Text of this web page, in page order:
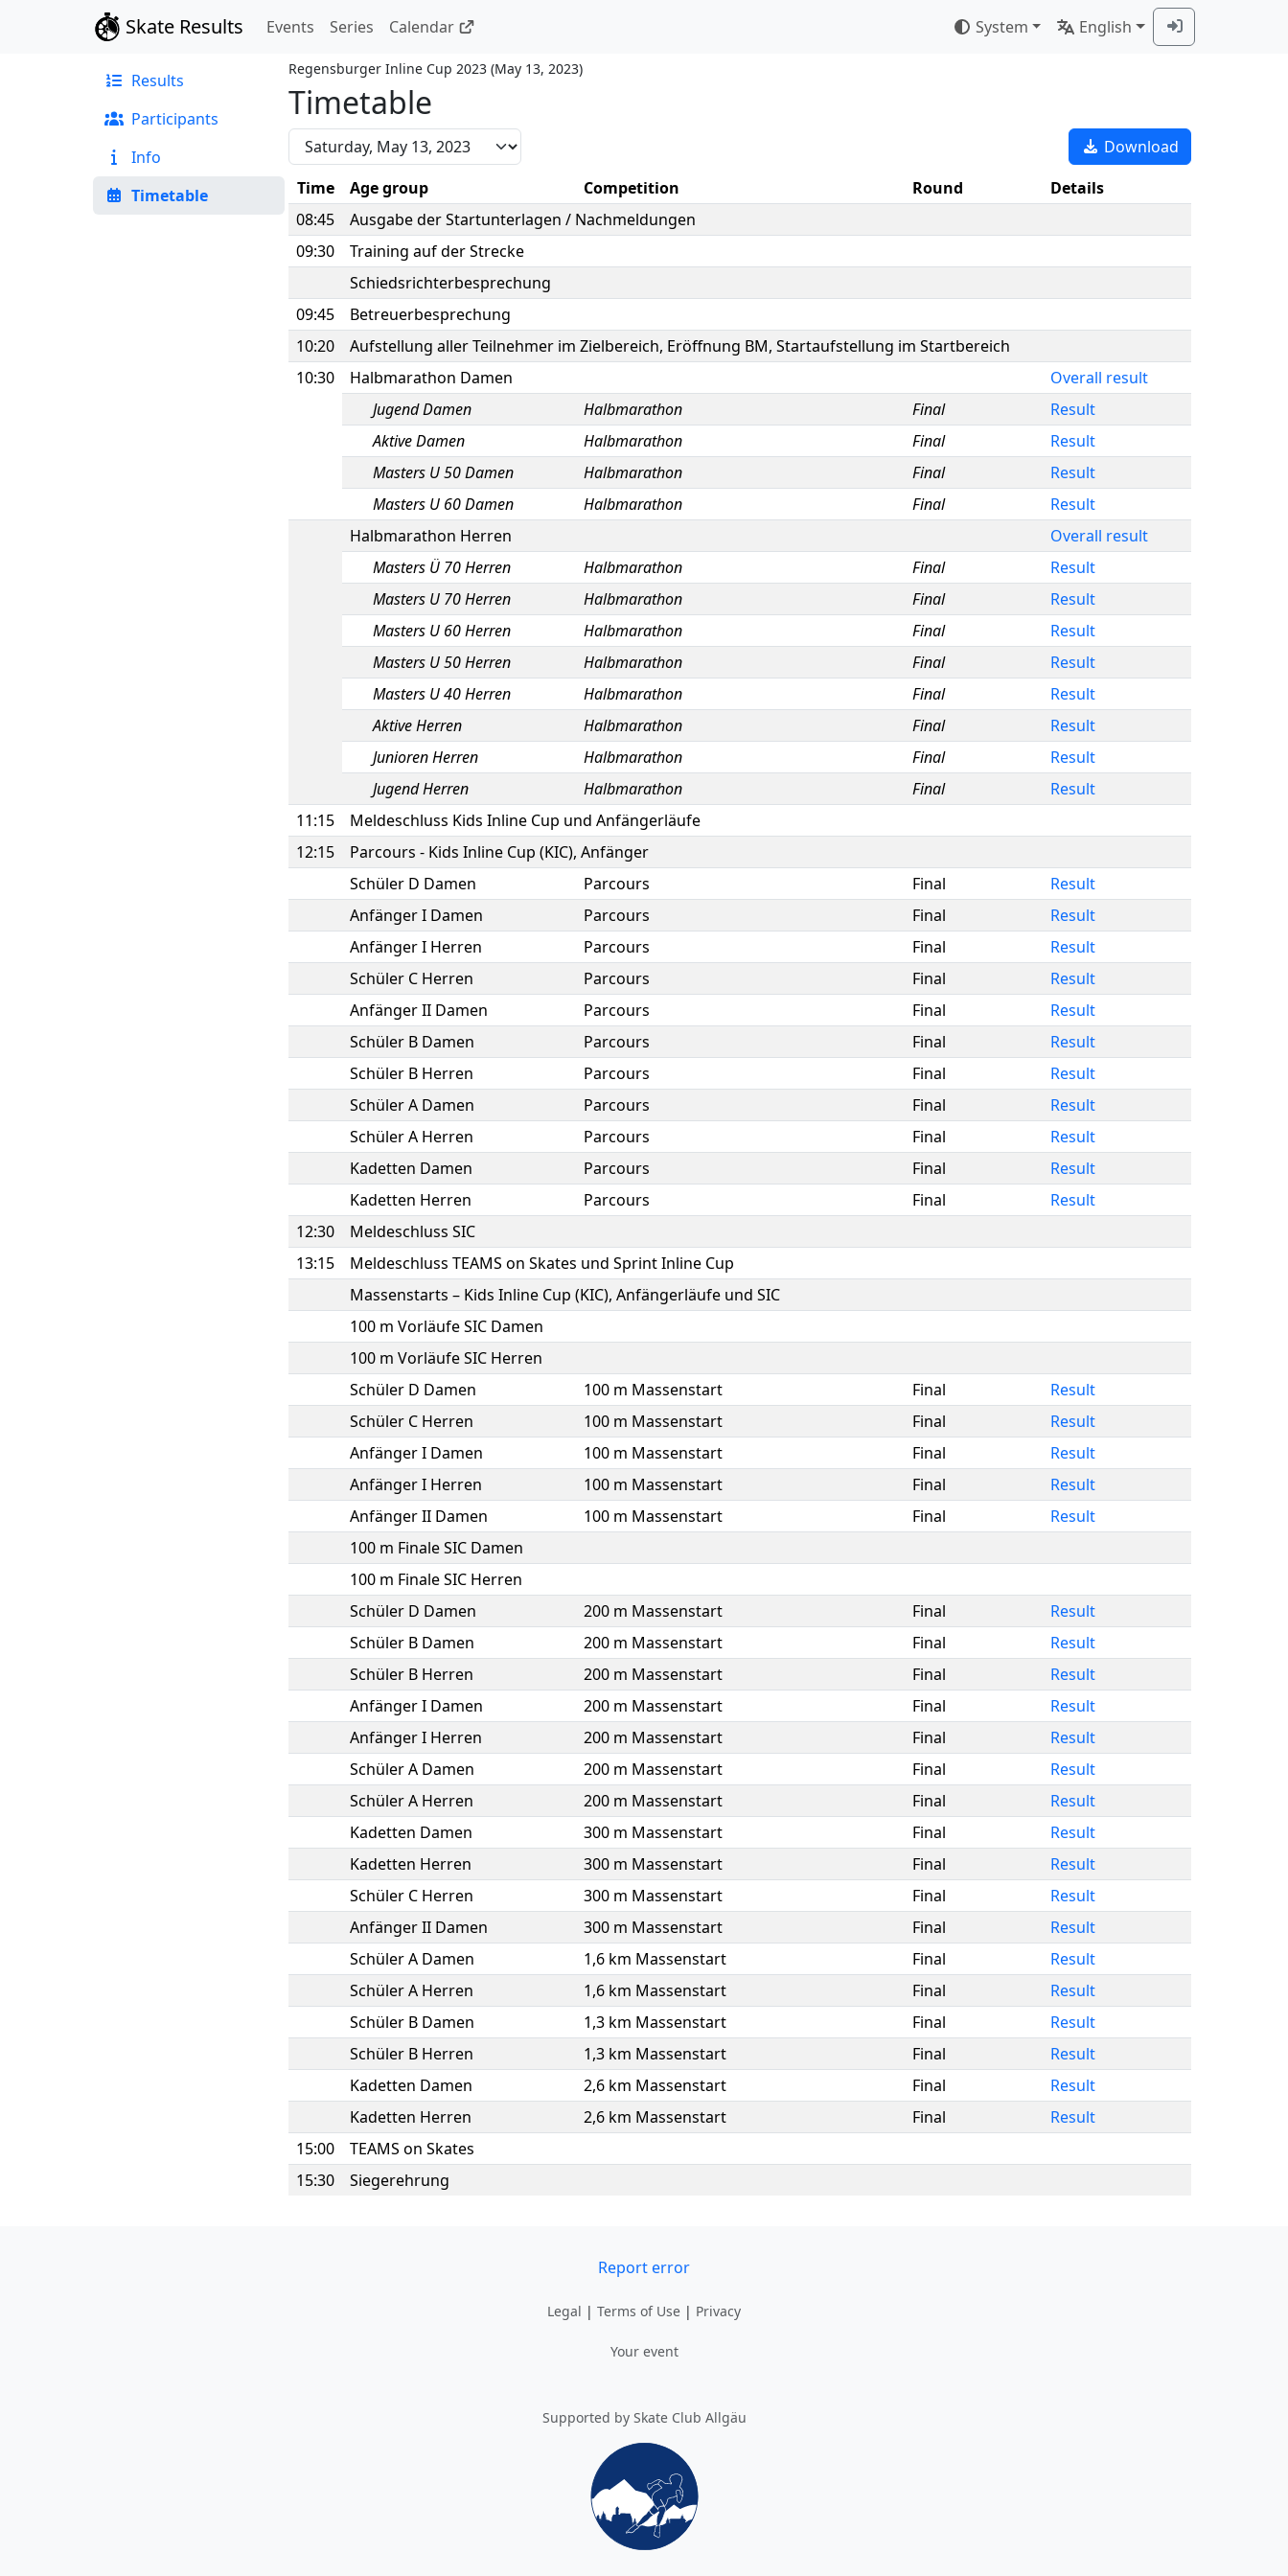
Skate Results Events Series Calendar System English
Results
Participants
Info
Timetable
Regensburger Inline Cup 2023 (May 13, 2023)
Timetable
Download
Time Age group Competition Round
Details
08:45
Ausgabe der Startunterlagen / Nachmeldungen
09:30
Training auf der Strecke
Schiedsrichterbesprechung
09:45
Betreuerbesprechung
10:20
Aufstellung aller Teilnehmer im Zielbereich, Eröffnung BM, Startaufstellung im Startbereich
10:30
Halbmarathon Damen
Overall result
Jugend Damen
Halbmarathon Final
Result
Aktive Damen
Halbmarathon Final
Result
Masters U 50 Damen
Halbmarathon Final
Result
Masters U 60 Damen
Halbmarathon Final
Result
Halbmarathon Herren
Overall result
Masters Ü 70 Herren
Halbmarathon Final
Result
Masters U 70 Herren
Halbmarathon Final
Result
Masters U 60 Herren
Halbmarathon Final
Result
Masters U 50 Herren
Halbmarathon Final
Result
Masters U 40 Herren
Halbmarathon Final
Result
Aktive Herren
Halbmarathon Final
Result
Junioren Herren
Halbmarathon Final
Result
Jugend Herren
Halbmarathon Final
Result
11:15
Meldeschluss Kids Inline Cup und Anfängerläufe
12:15
Parcours - Kids Inline Cup (KIC), Anfänger
Schüler D Damen
Parcours Final
Result
Anfänger I Damen
Parcours Final
Result
Anfänger I Herren
Parcours Final
Result
Schüler C Herren
Parcours Final
Result
Anfänger II Damen
Parcours Final
Result
Schüler B Damen
Parcours Final
Result
Schüler B Herren
Parcours Final
Result
Schüler A Damen
Parcours Final
Result
Schüler A Herren
Parcours Final
Result
Kadetten Damen
Parcours Final
Result
Kadetten Herren
Parcours Final
Result
12:30
Meldeschluss SIC
13:15
Meldeschluss TEAMS on Skates und Sprint Inline Cup
Massenstarts – Kids Inline Cup (KIC), Anfängerläufe und SIC
100 m Vorläufe SIC Damen
100 m Vorläufe SIC Herren
Schüler D Damen
100 m Massenstart Final
Result
Schüler C Herren
100 m Massenstart Final
Result
Anfänger I Damen
100 m Massenstart Final
Result
Anfänger I Herren
100 m Massenstart Final
Result
Anfänger II Damen
100 m Massenstart Final
Result
100 m Finale SIC Damen
100 m Finale SIC Herren
Schüler D Damen
200 m Massenstart Final
Result
Schüler B Damen
200 m Massenstart Final
Result
Schüler B Herren
200 m Massenstart Final
Result
Anfänger I Damen
200 m Massenstart Final
Result
Anfänger I Herren
200 m Massenstart Final
Result
Schüler A Damen
200 m Massenstart Final
Result
Schüler A Herren
200 m Massenstart Final
Result
Kadetten Damen
300 m Massenstart Final
Result
Kadetten Herren
300 m Massenstart Final
Result
Schüler C Herren
300 m Massenstart Final
Result
Anfänger II Damen
300 m Massenstart Final
Result
Schüler A Damen
1,6 km Massenstart Final
Result
Schüler A Herren
1,6 km Massenstart Final
Result
Schüler B Damen
1,3 km Massenstart Final
Result
Schüler B Herren
1,3 km Massenstart Final
Result
Kadetten Damen
2,6 km Massenstart Final
Result
Kadetten Herren
2,6 km Massenstart Final
Result
15:00
TEAMS on Skates
15:30
Siegerehrung
Report error
Legal | Terms of Use | Privacy
Your event
Supported by Skate Club Allgäu